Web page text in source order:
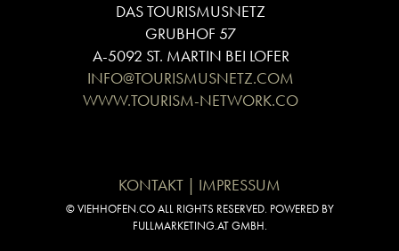
DAS TOURISMUSNETZ
GRUBHOF 57
A-5092 ST. MARTIN BEI LOFER
INFO@TOURISMUSNETZ.COM
WWW.TOURISM-NETWORK.CO
KONTAKT | IMPRESSUM
© VIEHHOFEN.CO ALL RIGHTS RESERVED. POWERED BY
FULLMARKETING.AT GMBH.